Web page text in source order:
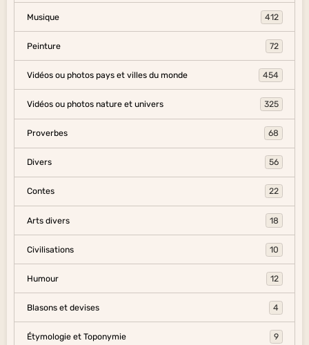
Musique 412
Peinture 72
Vidéos ou photos pays et villes du monde 454
Vidéos ou photos nature et univers 325
Proverbes 68
Divers 56
Contes 22
Arts divers 18
Civilisations 10
Humour 12
Blasons et devises 4
Étymologie et Toponymie 9